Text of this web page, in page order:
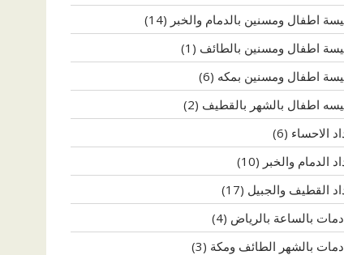
اطفال ومسنين بالدمام والخبر (14)
اطفال ومسنين بالطائف (1)
اطفال ومسنين بمكه (6)
اطفال بالشهر بالقطيف (2)
الاحساء (6)
الدمام والخبر (10)
القطيف والجبيل (17)
بالساعة بالرياض (4)
بالشهر الطائف ومكة (3)